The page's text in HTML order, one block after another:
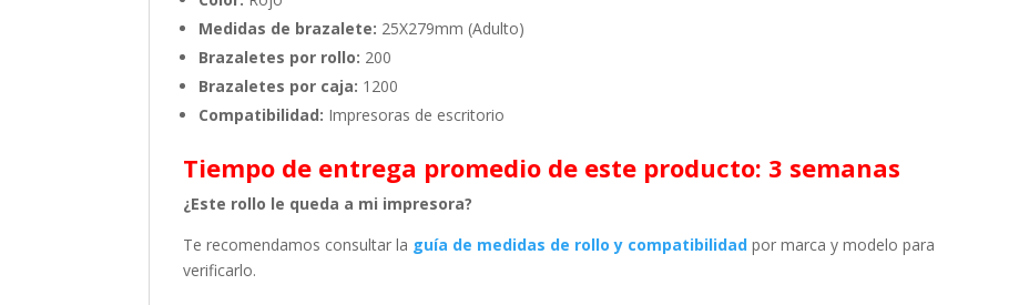
Medidas de brazalete: 25X279mm (Adulto)
Brazaletes por rollo: 200
Brazaletes por caja: 1200
Compatibilidad: Impresoras de escritorio
Tiempo de entrega promedio de este producto: 3 semanas
¿Este rollo le queda a mi impresora?
Te recomendamos consultar la guía de medidas de rollo y compatibilidad por marca y modelo para
verificarlo.